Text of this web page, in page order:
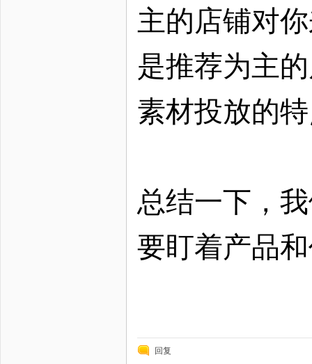
主的店铺对
是推荐为主
素材投放的
总结一下，
要盯着产品
回复